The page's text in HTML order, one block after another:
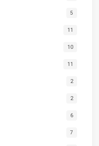
5
11
10
11
2
2
6
7